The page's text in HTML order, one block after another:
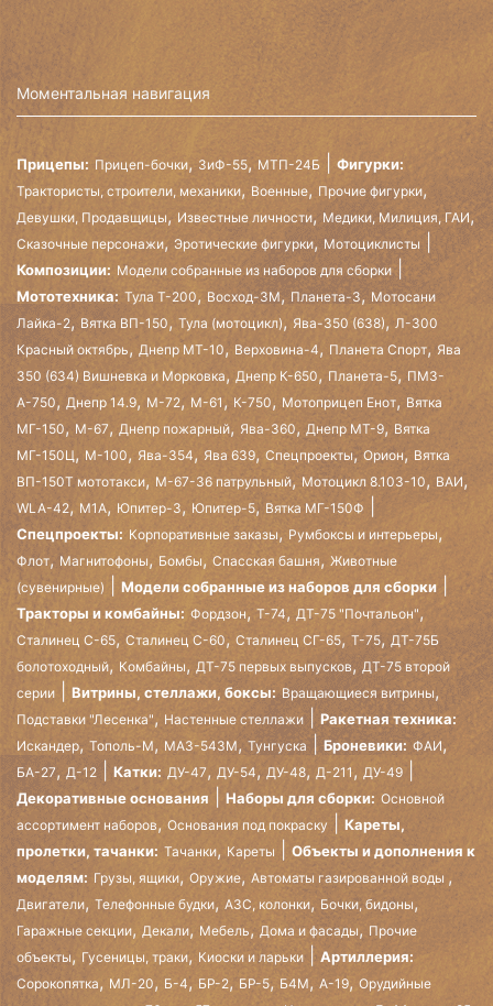
Моментальная навигация
Прицепы: Прицеп-бочки, ЗиФ-55, МТП-24Б Фигурки:
Трактористы, строители, механики, Военные, Прочие фигурки,
Девушки, Продавщицы, Известные личности, Медики, Милиция, ГАИ,
Сказочные персонажи, Эротические фигурки, Мотоциклисты
Композиции: Модели собранные из наборов для сборки
Мототехника: Тула Т-200, Восход-3М, Планета-3, Мотосани
Лайка-2, Вятка ВП-150, Тула (мотоцикл), Ява-350 (638),Л-300
Красный октябрь, Днепр МТ-10, Верховина-4, Планета Спорт, Ява
350 (634) Вишневка и Морковка, Днепр К-650, Планета-5, ПМЗ-
А-750, Днепр 14.9, М-72, М-61 , К-750, Мотоприцеп Енот, Вятка
МГ-150, М-67, Днепр пожарный, Ява-360,Днепр МТ-9, Вятка
МГ-150Ц,М-100, Ява-354, Ява 639, Спецпроекты, Орион, Вятка
ВП-150Т мототакси, М-67-36 патрульный,Мотоцикл 8.103-10, ВАИ,
WLA-42, М1А, Юпитер-3, Юпитер-5, Вятка МГ-150Ф
Спецпроекты: Корпоративные заказы, Румбоксы и интерьеры,
Флот, Магнитофоны, Бомбы, Спасская башня, Животные
(сувенирные)
Модели собранные из наборов для сборки
Тракторы и комбайны: Фордзон, Т-74, ДТ-75 "Почтальон",
Сталинец С-65, Сталинец С-60, Сталинец СГ-65, Т-75, ДТ-75Б
болотоходный, Комбайны, ДТ-75 первых выпусков, ДТ-75 второй
серии
Витрины, стеллажи, боксы: Вращающиеся витрины,
Подставки "Лесенка", Настенные стеллажи Ракетная техника:
Искандер, Тополь-М, МАЗ-543М, Тунгуска Броневики: ФАИ,
БА-27, Д-12 Катки: ДУ-47, ДУ-54, ДУ-48, Д-211 , ДУ-49
Декоративные основания Наборы для сборки: Основной
ассортимент наборов, Основания под покраску
Кареты,
пролетки, тачанки: Тачанки, Кареты
Объекты и дополнения к
моделям: Грузы, ящики, Оружие, Автоматы газированной воды ,
Двигатели, Телефонные будки, АЗС, колонки, Бочки, бидоны,
Гаражные секции, Декали, Мебель, Дома и фасады, Прочие
объекты, Гусеницы, траки, Киоски и ларьки Артиллерия:
Сорокопятка, МЛ-20, Б-4, БР-2, БР-5, Б4М, А-19, Орудийные